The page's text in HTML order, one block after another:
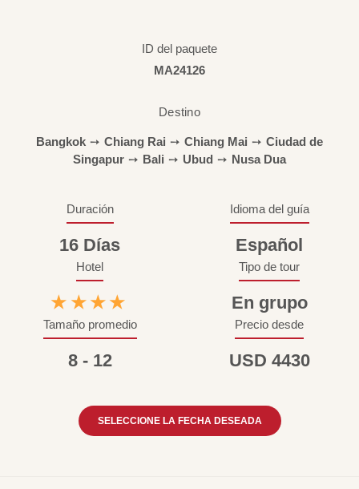
ID del paquete
MA24126
Destino
Bangkok ➙ Chiang Rai ➙ Chiang Mai ➙ Ciudad de
Singapur ➙ Bali ➙ Ubud ➙ Nusa Dua
Duración
16 Días
Idioma del guía
Español
Hotel
★★★★
Tipo de tour
En grupo
Tamaño promedio
8 - 12
Precio desde
USD 4430
SELECCIONE LA FECHA DESEADA